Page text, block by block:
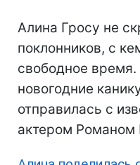
Алина Гросу не
поклонников, с
свободное
новогодние
отправилась с
актером Романом